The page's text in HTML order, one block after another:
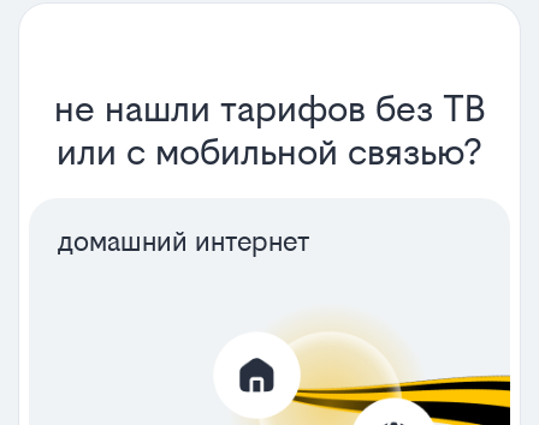
не нашли тарифов без ТВ
или с мобильной связью?
домашний интернет